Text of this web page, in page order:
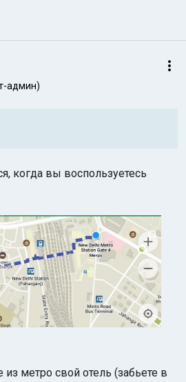
админ)
когда вы воспользуетесь
метро свой отель (забьете в